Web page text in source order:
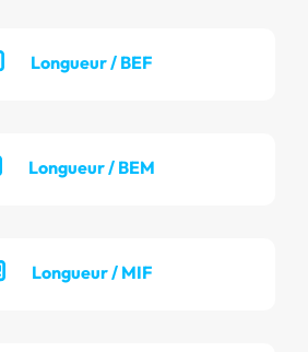
Longueur / BEF
Longueur / BEM
Longueur / MIF